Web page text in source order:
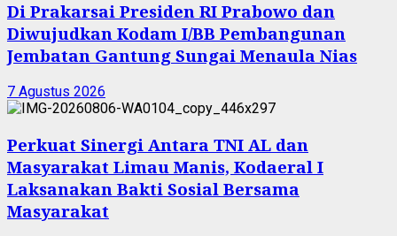
Di Prakarsai Presiden RI Prabowo dan
Diwujudkan Kodam I/BB Pembangunan
Jembatan Gantung Sungai Menaula Nias
7 Agustus 2026
Perkuat Sinergi Antara TNI AL dan
Masyarakat Limau Manis, Kodaeral I
Laksanakan Bakti Sosial Bersama
Masyarakat